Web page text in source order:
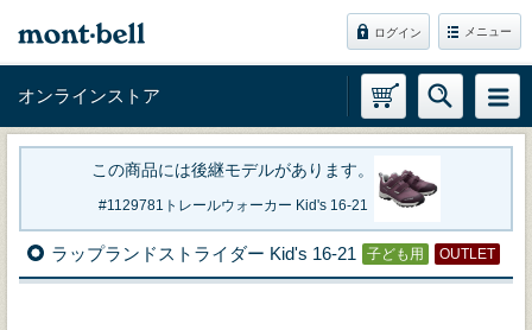
ログイン メニュー
オンラインストア
この商品には後継モデルがあります。
1129781 トレールウォーカー Kid's 16-21
ラップランドストライダー Kid's 16-21 子ども用 OUTLET